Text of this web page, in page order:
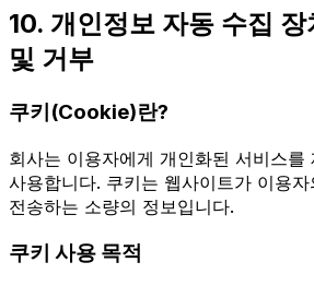
10. 개인정보 자동 수집 장
및 거부
쿠키(Cookie)란?
회사는 이용자에게 개인화된 서비스를
사용합니다. 쿠키는 웹사이트가 이용
전송하는 소량의 정보입니다.
쿠키 사용 목적